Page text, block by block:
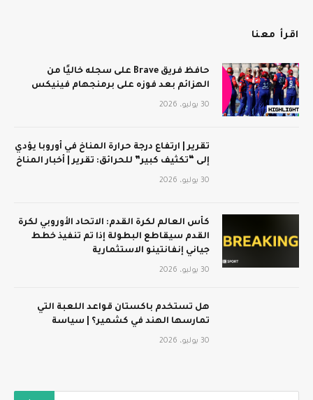
اقرأ معنا
حافظ فريق Brave على سجله خاليًا من
الهزائم بعد فوزه على برمنجهام فينيكس
30 يوليو، 2026
تقرير | ارتفاع درجة حرارة المناخ في أوروبا يؤدي
إلى “تكثيف كبير” للحرائق: تقرير | أخبار المناخ
30 يوليو، 2026
كأس العالم لكرة القدم: الاتحاد الأوروبي لكرة
القدم سيقاطع البطولة إذا تم تنفيذ خطط
جياني إنفانتينو الاستثمارية
30 يوليو، 2026
هل تستخدم باكستان قواعد اللعبة التي
تمارسها الهند في كشمير؟ | سياسة
30 يوليو، 2026